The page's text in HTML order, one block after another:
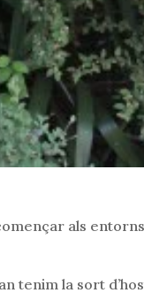
als
tenim la sort